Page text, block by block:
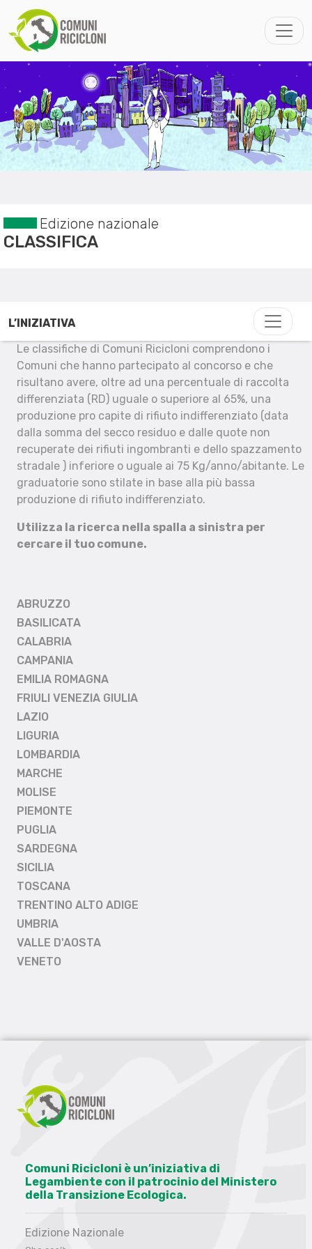
Edizione nazionale
CLASSIFICA
L’INIZIATIVA
Le classifiche di Comuni Ricicloni comprendono i
Comuni che hanno partecipato al concorso e che
risultano avere, oltre ad una percentuale di raccolta
differenziata (RD) uguale o superiore al 65%, una
produzione pro capite di rifiuto indifferenziato (data
dalla somma del secco residuo e dalle quote non
recuperate dei rifiuti ingombranti e dello spazzamento
stradale ) inferiore o uguale ai 75 Kg/anno/abitante. Le
graduatorie sono stilate in base alla più bassa
produzione di rifiuto indifferenziato.
Utilizza la ricerca nella spalla a sinistra per
cercare il tuo comune.
ABRUZZO
BASILICATA
CALABRIA
CAMPANIA
EMILIA ROMAGNA
FRIULI VENEZIA GIULIA
LAZIO
LIGURIA
LOMBARDIA
MARCHE
MOLISE
PIEMONTE
PUGLIA
SARDEGNA
SICILIA
TOSCANA
TRENTINO ALTO ADIGE
UMBRIA
VALLE D'AOSTA
VENETO
Comuni Ricicloni è un’iniziativa di
Legambiente con il patrocinio del Ministero
della Transizione Ecologica.
Edizione Nazionale